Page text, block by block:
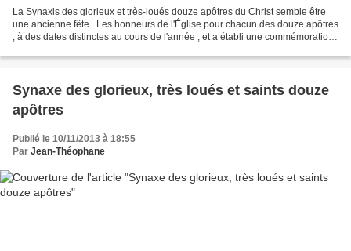
La Synaxis des glorieux et très-loués douze apôtres du Christ semble être
une ancienne fête . Les honneurs de l'Église pour chacun des douze apôtres
, à des dates distinctes au cours de l'année , et a établi une commémoration
Synaxe des glorieux, très loués et saints douze
apôtres
Publié le 10/11/2013 à 18:55
Par Jean-Théophane